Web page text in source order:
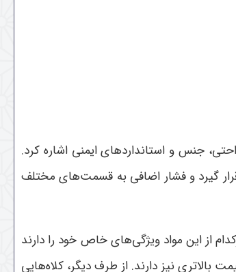
جنس و استانداردهای ایمنی اشاره کرد.
گیرد و فشار اضافی به قسمت‌های مختلف
از این مواد ویژگی‌های خاص خود را دارند
بالاتری نیز دارند. از طرف دیگر، کلاه‌هایی